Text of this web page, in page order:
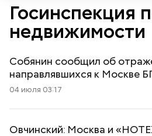
Госинспекция
недвижимости
Собянин сообщил об
направлявшихся к Москве
04 июля 03:17
Овчинский: Москва и